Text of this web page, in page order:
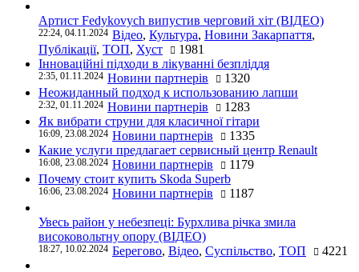
Артист Fedykovych випустив черговий хіт (ВІДЕО)
22:24, 04.11.2024 Відео, Культура, Новини Закарпаття,
Публікації, ТОП, Хуст
1981
Інноваційні підходи в лікуванні безпліддя
2:35, 01.11.2024 Новини партнерів
1320
Неожиданный подход к использованию лапши
2:32, 01.11.2024 Новини партнерів
1283
Як вибрати струни для класичної гітари
16:09, 23.08.2024 Новини партнерів
1335
Какие услуги предлагает сервисный центр Renault
16:08, 23.08.2024 Новини партнерів
1179
Почему стоит купить Skoda Superb
16:06, 23.08.2024 Новини партнерів 1187
Увесь район у небезпеці: Бурхлива річка змила
високовольтну опору (ВІДЕО)
18:27, 10.02.2024 Берегово, Відео, Суспільство, ТОП 4221